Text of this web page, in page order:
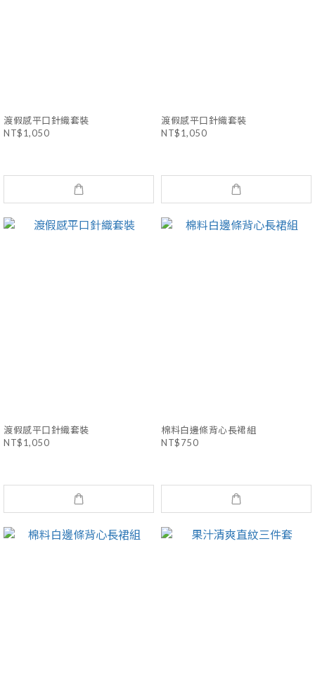
渡假感平口針織套裝
NT$1,050
渡假感平口針織套裝
NT$1,050
渡假感平口針織套裝
NT$1,050
棉料白邊條背心長裙組
NT$750